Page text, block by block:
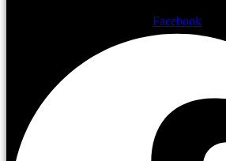
Facebook